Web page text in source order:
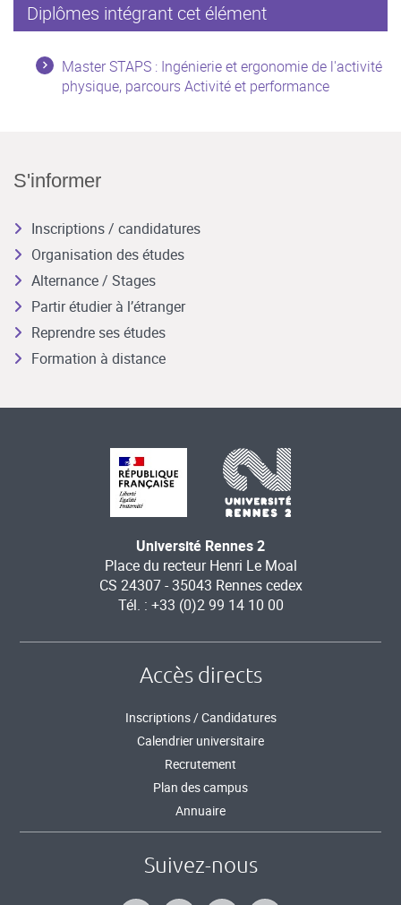
Diplômes intégrant cet élément
Master STAPS : Ingénierie et ergonomie de l'activité
physique, parcours Activité et performance
S'informer
Inscriptions / candidatures
Organisation des études
Alternance / Stages
Partir étudier à l’étranger
Reprendre ses études
Formation à distance
Université Rennes 2
Place du recteur Henri Le Moal
CS 24307 - 35043 Rennes cedex
Tél. : +33 (0)2 99 14 10 00
Accès directs
Inscriptions / Candidatures
Calendrier universitaire
Recrutement
Plan des campus
Annuaire
Suivez-nous